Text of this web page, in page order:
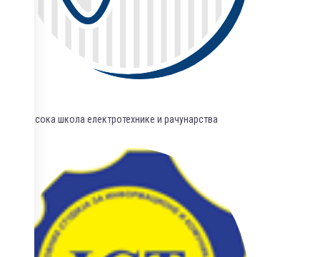
Висока школа електротехнике и рачунарства